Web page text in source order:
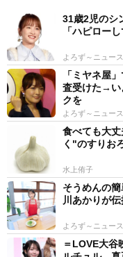
31歳2児のシ
「ハピローし
よろず～ニュー
「ミヤネ屋
査受けた→い
クを
よろず～ニュー
食べても大
く"のすりお
水上侑子
そうめんの
川あかりが伝
よろず～ニュー
＝LOVE大谷